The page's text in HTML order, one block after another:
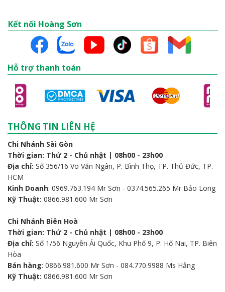
Kết nối Hoàng Sơn
Hỗ trợ thanh toán
THÔNG TIN LIÊN HỆ
Chi Nhánh Sài Gòn
Thời gian: Thứ 2 - Chủ nhật | 08h00 - 23h00
Địa chỉ: Số 356/16 Võ Văn Ngân, P. Bình Thọ, TP. Thủ Đức, TP.
HCM
Kinh Doanh: 0969.763.194 Mr Sơn - 0374.565.265 Mr Bảo Long
Kỹ Thuật: 0866.981.600 Mr Sơn
Chi Nhánh Biên Hoà
Thời gian: Thứ 2 - Chủ nhật | 08h00 - 23h00
Địa chỉ: Số 1/56 Nguyễn Ái Quốc, Khu Phố 9, P. Hố Nai, TP. Biên
Hòa
Bán hàng: 0866.981.600 Mr Sơn - 084.770.9988 Ms Hằng
Kỹ Thuật: 0866.981.600 Mr Sơn